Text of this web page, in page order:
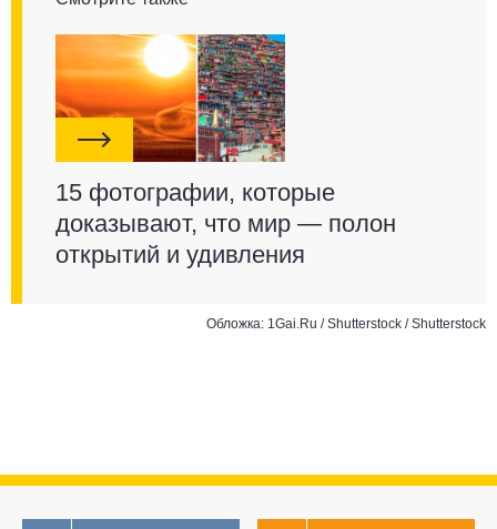
15 фотографии, которые
доказывают, что мир — полон
открытий и удивления
Обложка: 1Gai.Ru / Shutterstock / Shutterstock